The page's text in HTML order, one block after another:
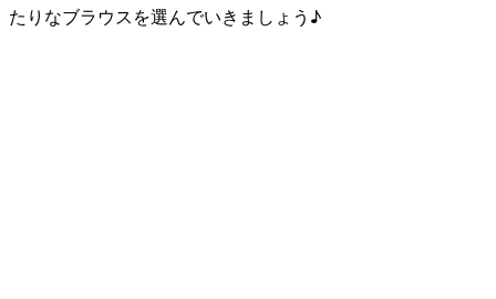
たりなブラウスを選んでいきましょう♪